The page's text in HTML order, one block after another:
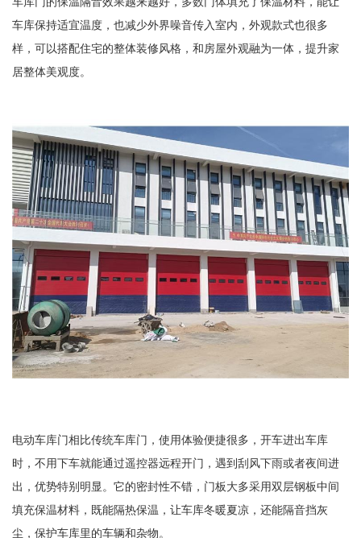
车库保持适宜温度，也减少外界噪音传入室内，外观款式也很多
样，可以搭配住宅的整体装修风格，和房屋外观融为一体，提升家
居整体美观度。
电动车库门相比传统车库门，使用体验便捷很多，开车进出车库
时，不用下车就能通过遥控器远程开门，遇到刮风下雨或者夜间进
出，优势特别明显。它的密封性不错，门板大多采用双层钢板中间
填充保温材料，既能隔热保温，让车库冬暖夏凉，还能隔音挡灰
尘，保护车库里的车辆和杂物。